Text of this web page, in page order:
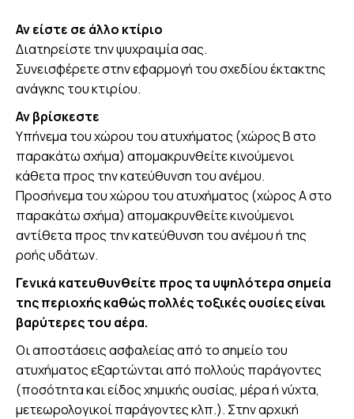
Αν είστε σε άλλο κτίριο
Διατηρείστε την ψυχραιμία σας.
Συνεισφέρετε στην εφαρμογή του σχεδίου έκτακτης
ανάγκης του κτιρίου.
Αν βρίσκεστε
Υπήνεμα του χώρου του ατυχήματος (χώρος Β στο
παρακάτω σχήμα) απομακρυνθείτε κινούμενοι
κάθετα προς την κατεύθυνση του ανέμου.
Προσήνεμα του χώρου του ατυχήματος (χώρος Α στο
παρακάτω σχήμα) απομακρυνθείτε κινούμενοι
αντίθετα προς την κατεύθυνση του ανέμου ή της
ροής υδάτων.
Γενικά κατευθυνθείτε προς τα υψηλότερα σημεία
της περιοχής καθώς πολλές τοξικές ουσίες είναι
βαρύτερες του αέρα.
Οι αποστάσεις ασφαλείας από το σημείο του
ατυχήματος εξαρτώνται από πολλούς παράγοντες
(ποσότητα και είδος χημικής ουσίας, μέρα ή νύχτα,
μετεωρολογικοί παράγοντες κλπ.). Στην αρχική